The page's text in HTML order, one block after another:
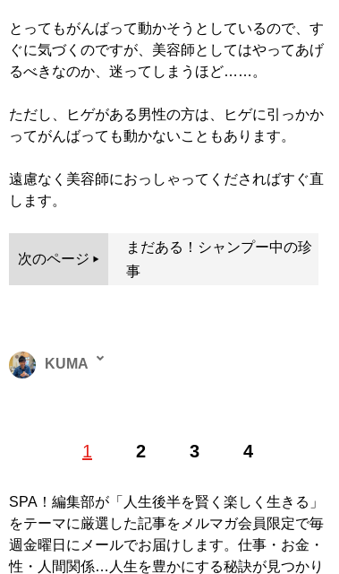
とってもがんばって動かそうとしているので、す
ぐに気づくのですが、美容師としてはやってあげ
るべきなのか、迷ってしまうほど……。
ただし、ヒゲがある男性の方は、ヒゲに引っかか
ってがんばっても動かないこともあります。
遠慮なく美容師におっしゃってくださればすぐ直
します。
次のページ
まだある！シャンプー中の珍
事
1 2 3 4
KUMA
95%以上の髪質改善専門店「
area」を3店舗経営。極度
させる独自の施術に定評があり、全国各地から髪に悩み
を抱える人々が大勢訪れる。YouTubeチャンネル「美容
師くまのこだわりTV
」で自宅で簡単にできる髪質ケアを
中心に発信。
SPA！編集部が「人生後半を賢く楽しく生きる」
をテーマに厳選した記事をメルマガ会員限定で毎
週金曜日にメールでお届けします。仕事・お金・
性・人間関係…人生を豊かにする秘訣が見つかり